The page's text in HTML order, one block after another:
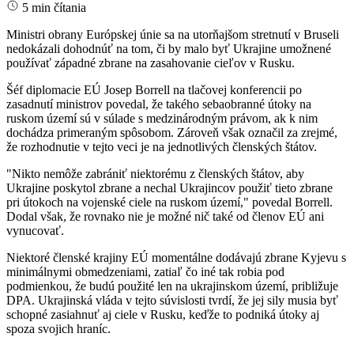
5 min čítania
Ministri obrany Európskej únie sa na utorňajšom stretnutí v Bruseli
nedokázali dohodnúť na tom, či by malo byť Ukrajine umožnené
používať západné zbrane na zasahovanie cieľov v Rusku.
Šéf diplomacie EÚ Josep Borrell na tlačovej konferencii po
zasadnutí ministrov povedal, že takého sebaobranné útoky na
ruskom území sú v súlade s medzinárodným právom, ak k nim
dochádza primeraným spôsobom. Zároveň však označil za zrejmé,
že rozhodnutie v tejto veci je na jednotlivých členských štátov.
"Nikto nemôže zabrániť niektorému z členských štátov, aby
Ukrajine poskytol zbrane a nechal Ukrajincov použiť tieto zbrane
pri útokoch na vojenské ciele na ruskom území," povedal Borrell.
Dodal však, že rovnako nie je možné nič také od členov EÚ ani
vynucovať.
Niektoré členské krajiny EÚ momentálne dodávajú zbrane Kyjevu s
minimálnymi obmedzeniami, zatiaľ čo iné tak robia pod
podmienkou, že budú použité len na ukrajinskom území, približuje
DPA. Ukrajinská vláda v tejto súvislosti tvrdí, že jej sily musia byť
schopné zasiahnuť aj ciele v Rusku, keďže to podniká útoky aj
spoza svojich hraníc.